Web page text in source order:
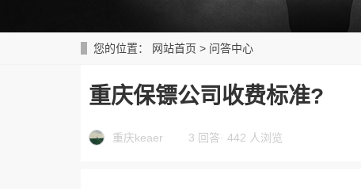
您的位置： 网站首页 > 问答中心
重庆保镖公司收费标准?
重庆keaer 3 回答· 442 人浏览